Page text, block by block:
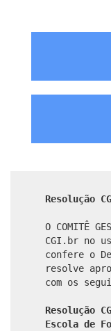
Resolução
O COMITÊ
CGI.br no
confere o
resolve
com os
Resolução
Escola de